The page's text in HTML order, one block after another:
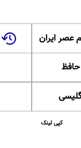
عصر ایران
حافظ
کپی لینک